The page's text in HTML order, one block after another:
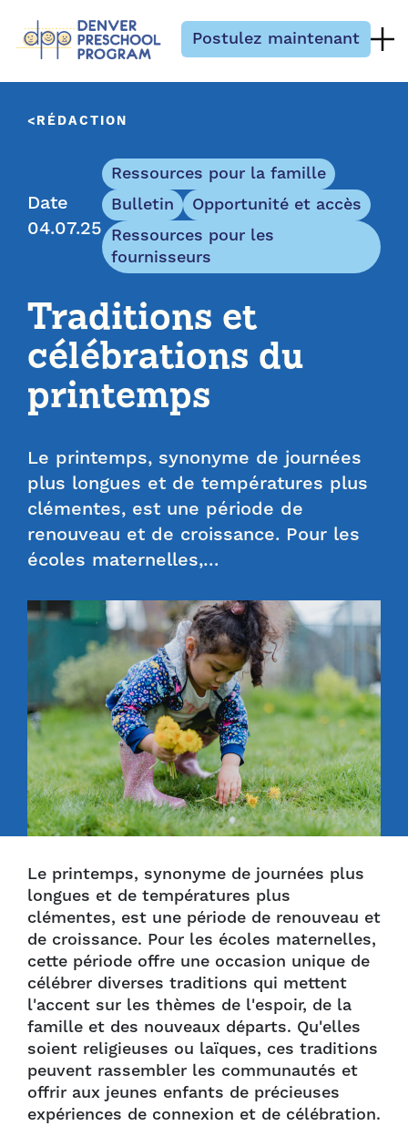
Postulez maintenant
RÉDACTION
Date
04.07.25
Ressources pour la famille
Bulletin
Opportunité et accès
Ressources pour les
fournisseurs
Traditions et
célébrations du
printemps
Le printemps, synonyme de journées
plus longues et de températures plus
clémentes, est une période de
renouveau et de croissance. Pour les
écoles maternelles,…
Le printemps, synonyme de journées plus
longues et de températures plus
clémentes, est une période de renouveau et
de croissance. Pour les écoles maternelles,
cette période offre une occasion unique de
célébrer diverses traditions qui mettent
l'accent sur les thèmes de l'espoir, de la
famille et des nouveaux départs. Qu'elles
soient religieuses ou laïques, ces traditions
peuvent rassembler les communautés et
offrir aux jeunes enfants de précieuses
expériences de connexion et de célébration.